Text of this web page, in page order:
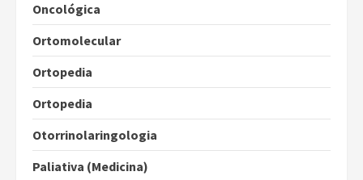
Oncológica
Ortomolecular
Ortopedia
Ortopedia
Otorrinolaringologia
Paliativa (Medicina)